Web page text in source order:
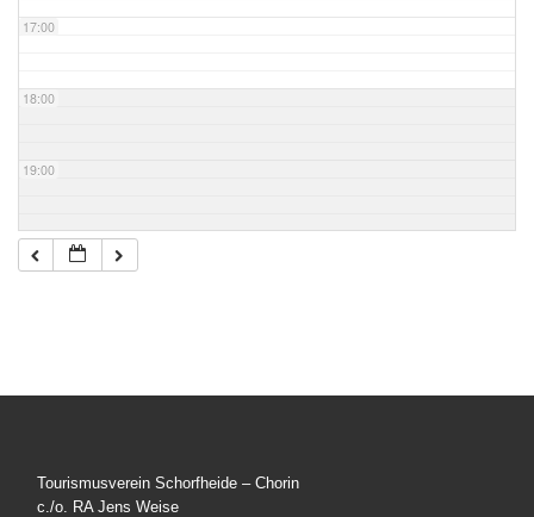
17:00
18:00
19:00
20:00
Tourismusverein Schorfheide – Chorin
c./o. RA Jens Weise